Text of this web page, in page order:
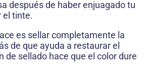
después de haber enjuagado tu
el tinte.
es sellar completamente la
de que ayuda a restaurar el
de sellado hace que el color dure